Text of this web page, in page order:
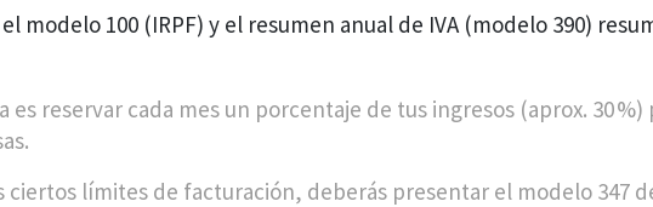
modelo 100 (IRPF) y el resumen anual de IVA (modelo 390)
es reservar cada mes un porcentaje de tus ingresos (aprox. 30
ciertos límites de facturación, deberás presentar el modelo 347